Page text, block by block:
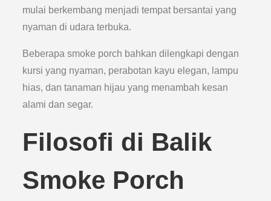
mulai berkembang menjadi tempat bersantai yang
nyaman di udara terbuka.
Beberapa smoke porch bahkan dilengkapi dengan
kursi yang nyaman, perabotan kayu elegan, lampu
hias, dan tanaman hijau yang menambah kesan
alami dan segar.
Filosofi di Balik
Smoke Porch